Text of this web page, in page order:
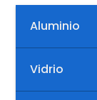
Aluminio
Vidrio